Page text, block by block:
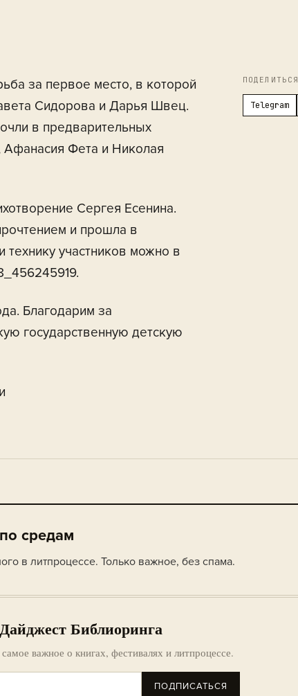
за первое место, в которой
Сидорова и Дарья Швец.
в предварительных
Афанасия Фета и Николая
Сергея Есенина.
и прошла в
технику участников можно в
Благодарим за
государственную детскую
ПОДЕЛИТЬСЯ
Telegram
средам
в литпроцессе. Только важное, без спама.
Дайджест Библиоринга
важное о книгах, фестивалях и литпроцессе.
ПОДПИСАТЬСЯ